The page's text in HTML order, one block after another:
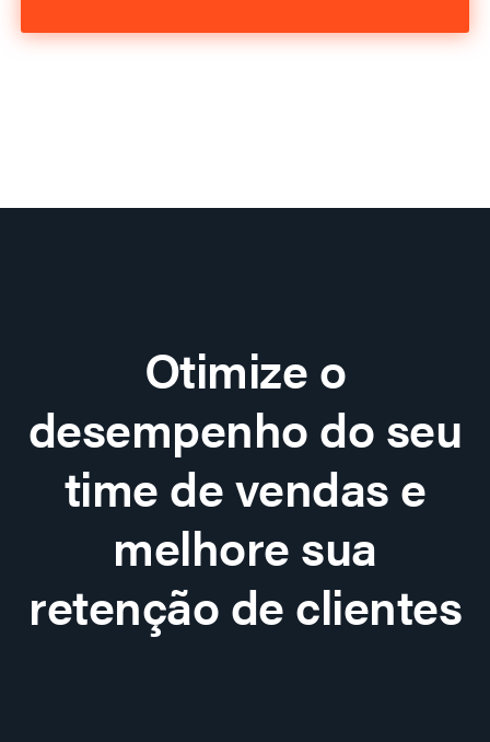
Otimize o
desempenho do seu
time de vendas e
melhore sua
retenção de clientes